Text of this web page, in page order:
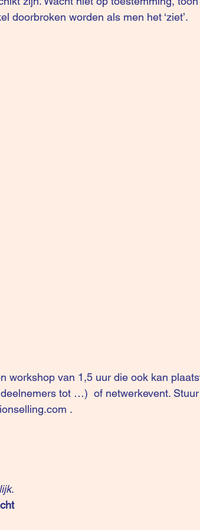
doorbroken worden als men het ‘ziet’.
workshop van 1,5 uur die ook kan
tot …)  of netwerkevent.
.
.